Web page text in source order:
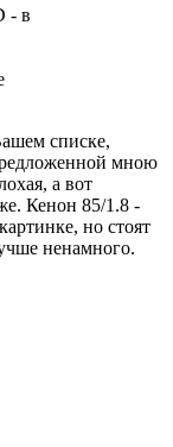
- в
списке,
мною
а вот
Кенон 85/1.8 -
но стоят
ненамного.